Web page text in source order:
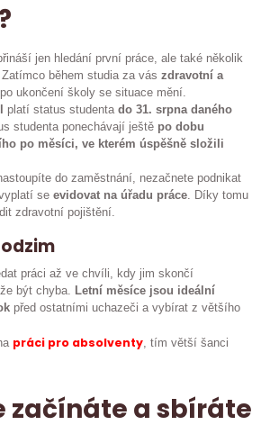
jen hledání první práce, ale také několik
během studia za vászdravotní a
ukončení školy se situace mění.
platí status studentado 31. srpna daného
studenta ponechávají ještě po dobu
po měsíci, ve kterém úspěšně složili
do zaměstnání, nezačnete podnikat
seevidovat na úřadu práce. Díky tomu
zdravotní pojištění.
práci až ve chvíli, kdy jim skončí
být chyba. Letní měsíce jsou ideální
před ostatními uchazeči a vybírat z většího
práci pro absolventy, tím větší šanci
začínáte a sbíráte